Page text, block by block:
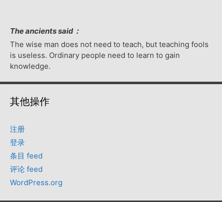
The ancients said：
The wise man does not need to teach, but teaching fools
is useless. Ordinary people need to learn to gain
knowledge.
其他操作
注册
登录
条目 feed
评论 feed
WordPress.org